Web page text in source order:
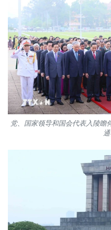
党、国家领导和国会代表入陵瞻